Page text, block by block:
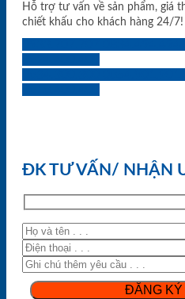
Hỗ trợ tư vấn về sản phẩm, giá
chiết khấu cho khách hàng 24/7!
ĐK TƯ VẤN/ NHẬN